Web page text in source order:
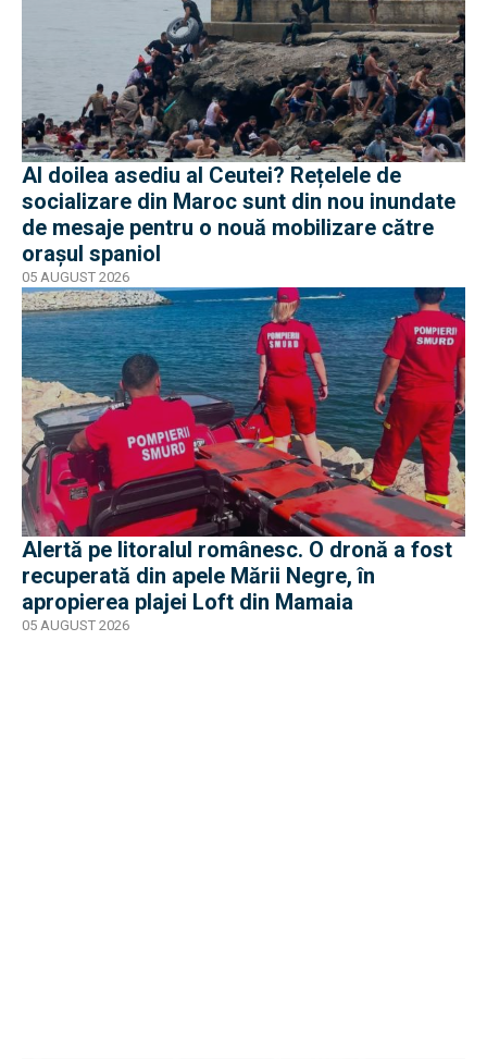
Al doilea asediu al Ceutei? Rețelele de
socializare din Maroc sunt din nou inundate
de mesaje pentru o nouă mobilizare către
orașul spaniol
05 AUGUST 2026
Alertă pe litoralul românesc. O dronă a fost
recuperată din apele Mării Negre, în
apropierea plajei Loft din Mamaia
05 AUGUST 2026